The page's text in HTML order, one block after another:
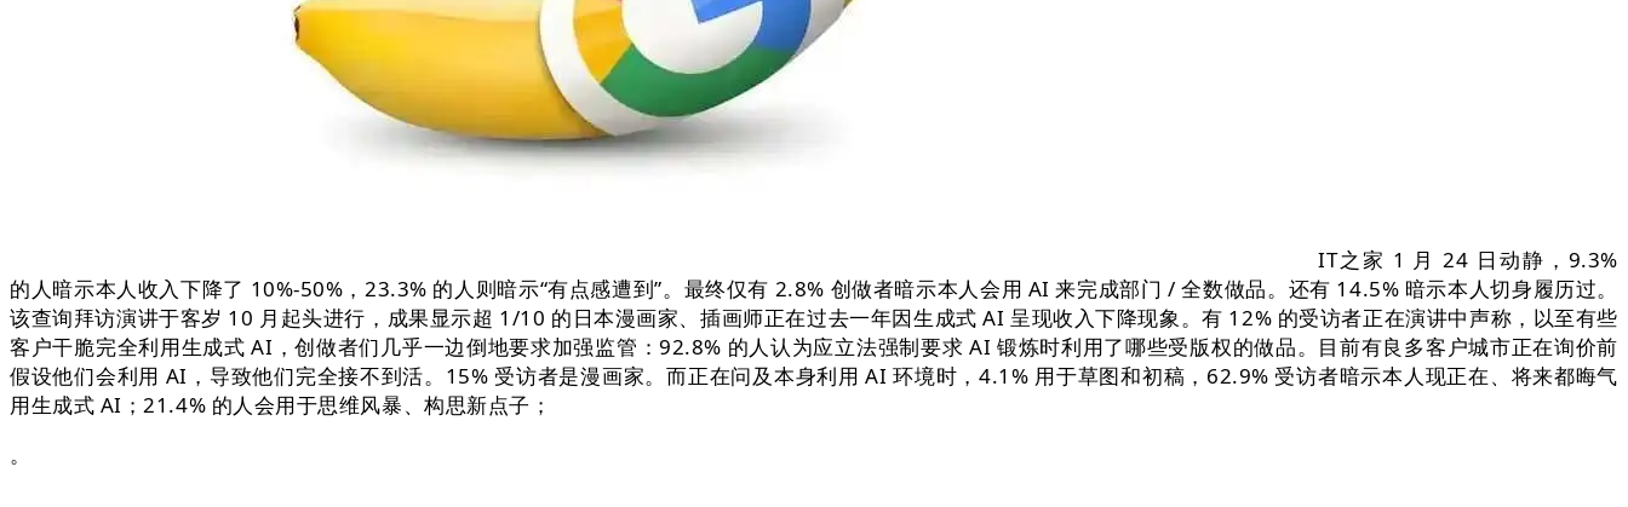
IT之家 1 月 24 日动静，9.3%
的人暗示本人收入下降了 10%-50%，23.3% 的人则暗示“有点感遭到”。最终仅有 2.8% 创做者暗示本人会用 AI 来完成部门 / 全数做品。还有 14.5% 暗示本人切身履历过。
该查询拜访演讲于客岁 10 月起头进行，成果显示超 1/10 的日本漫画家、插画师正在过去一年因生成式 AI 呈现收入下降现象。有 12% 的受访者正在演讲中声称，以至有些
客户干脆完全利用生成式 AI，创做者们几乎一边倒地要求加强监管：92.8% 的人认为应立法强制要求 AI 锻炼时利用了哪些受版权的做品。目前有良多客户城市正在询价前
假设他们会利用 AI，导致他们完全接不到活。15% 受访者是漫画家。而正在问及本身利用 AI 环境时，4.1% 用于草图和初稿，62.9% 受访者暗示本人现正在、将来都晦气
用生成式 AI；21.4% 的人会用于思维风暴、构思新点子；
。